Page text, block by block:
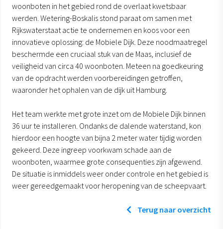
woonboten in het gebied rond de overlaat kwetsbaar
werden. Wetering-Boskalis stond paraat om samen met
Rijkswaterstaat actie te ondernemen en koos voor een
innovatieve oplossing: de Mobiele Dijk. Deze noodmaatregel
beschermde een cruciaal stuk van de Maas, inclusief de
veiligheid van circa 40 woonboten. Meteen na goedkeuring
van de opdracht werden voorbereidingen getroffen,
waaronder het ophalen van de dijk uit Hamburg.
Het team werkte met grote inzet om de Mobiele Dijk binnen
36 uur te installeren. Ondanks de dalende waterstand, kon
hierdoor een hoogte van bijna 2 meter water tijdig worden
gekeerd. Deze ingreep voorkwam schade aan de
woonboten, waarmee grote consequenties zijn afgewend.
De situatie is inmiddels weer onder controle en het gebied is
weer gereedgemaakt voor heropening van de scheepvaart.
Terug naar overzicht